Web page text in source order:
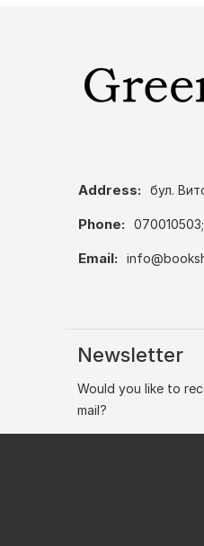
Address: бул.
Phone:
Email:
Newsletter
Would you like to
mail?